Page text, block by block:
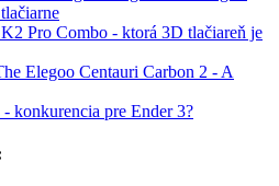
Pro Combo - ktorá 3D tlačiareň je
Elegoo Centauri Carbon 2 - A
konkurencia pre Ender 3?